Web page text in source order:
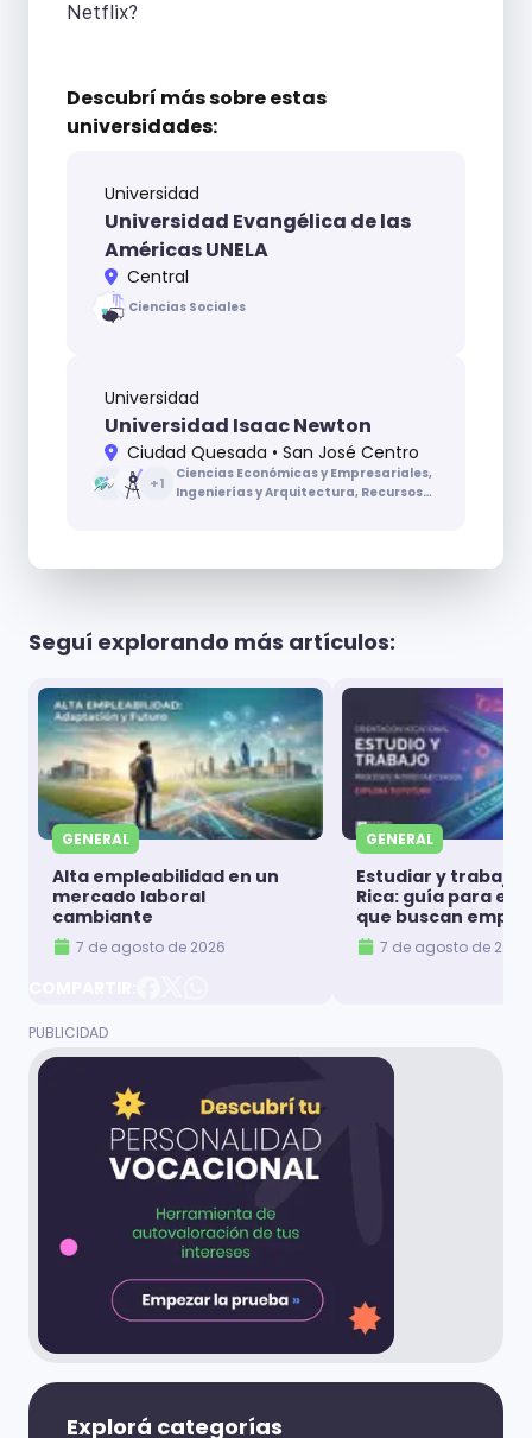
Netflix?
Descubrí más sobreestas
universidades:
Universidad
Universidad Evangélica de las
Américas UNELA
Central
Ciencias Sociales
Universidad
Universidad Isaac Newton
Ciudad Quesada • San José Centro
+1
Ciencias Económicas y Empresariales,
Ingenierías y Arquitectura, Recursos
Seguí explorando más artículos:
GENERAL
Alta empleabilidad en un
mercado laboral
cambiante
7 de agosto de 2026
GENERAL
Estudiar y trabajar
Rica: guía para
que buscan
7 de agosto de 2026
Explorá categorías